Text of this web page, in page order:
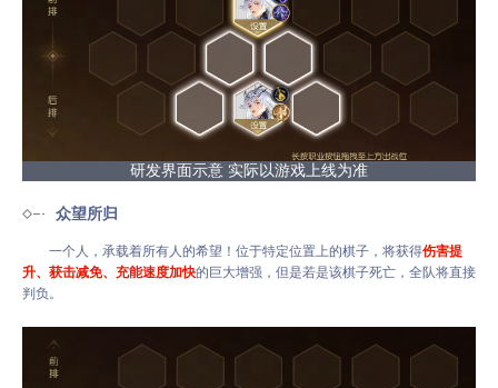
研发界面示意 实际以游戏上线为准
众望所归
一个人，承载着所有人的希望！位于特定位置上的棋子，将获得伤害提
升、获击减免、充能速度加快的巨大增强，但是若是该棋子死亡，全队将直接
判负。